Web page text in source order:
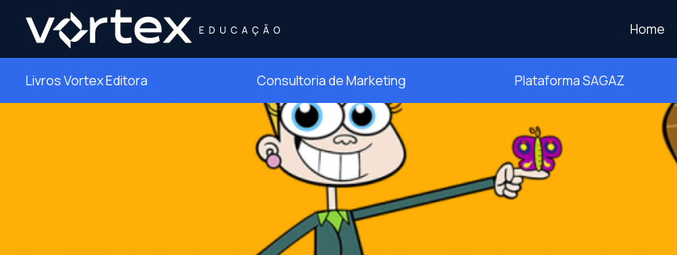
Home
Livros Vortex Editora Consultoria de Marketing Plataforma SAGAZ